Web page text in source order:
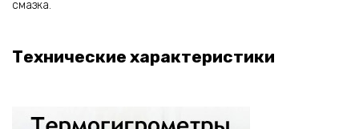
смазка.
Технические характеристики